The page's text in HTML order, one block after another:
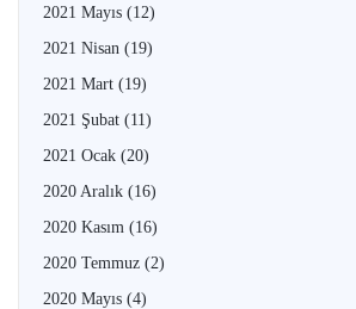
2021 Mayıs (12)
2021 Nisan (19)
2021 Mart (19)
2021 Şubat (11)
2021 Ocak (20)
2020 Aralık (16)
2020 Kasım (16)
2020 Temmuz (2)
2020 Mayıs (4)